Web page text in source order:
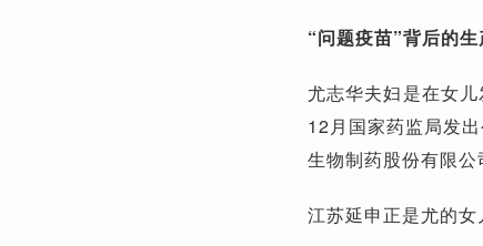
“问题疫苗”背后的生
尤志华夫妇是在女
12月国家药监局发
生物制药股份有限
江苏延申正是尤的女